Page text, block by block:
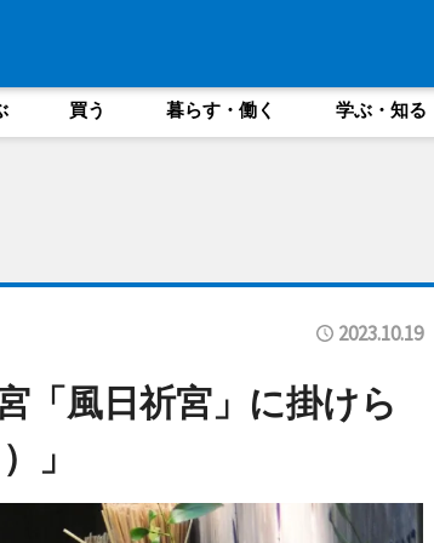
買う 暮らす・働く 学ぶ・知る
2023.10.19
「風日祈宮」に掛けら
」